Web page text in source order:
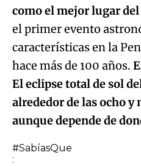
como el mejor lugar
el primer evento
características en la
hace más de 100 años.
El eclipse total de sol
alrededor de las ocho y
aunque depende de
#SabíasQue
: